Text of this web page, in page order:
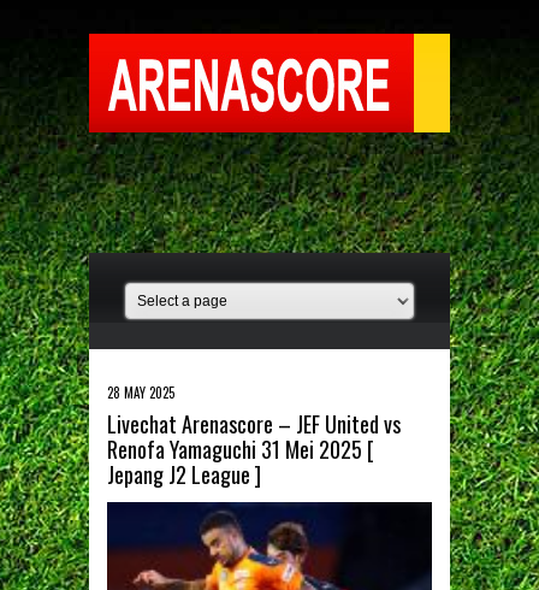
28 MAY 2025
Livechat Arenascore – JEF United vs
Renofa Yamaguchi 31 Mei 2025 [
Jepang J2 League ]